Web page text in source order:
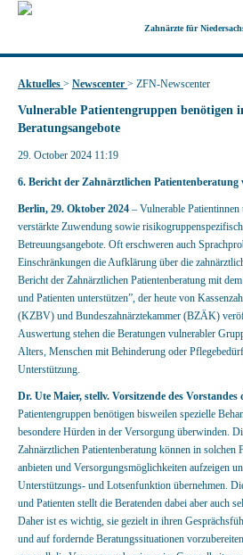
Zahnärzte für
Aktuelles > Newscenter > ZFN-Newscenter
Vulnerable Patientengruppen benötigen
Beratungsangebote
29. October 2024 11:19
6. Bericht der Zahnärztlichen Patientenberatung
Berlin, 29. Oktober 2024 – Vulnerable
verstärkte Zuwendung sowie
Betreuungsangebote. Oft erschweren auch
Einschränkungen die Aufklärung über die
Bericht der Zahnärztlichen Patientenberatung mit
und Patienten unterstützen”, der heute von
(KZBV) und Bundeszahnärztekammer (BZÄK)
Auswertung stehen die Beratungen vulnerabler
Alters, Menschen mit Behinderung oder
Unterstützung.
Dr. Ute Maier, stellv. Vorsitzende des
Patientengruppen benötigen bisweilen spezielle
besondere Hürden in der Versorgung überwinden.
Zahnärztlichen Patientenberatung können in
anbieten und Versorgungsmöglichkeiten aufzeigen
Unterstützungs- und Lotsenfunktion übernehmen.
und Patienten stellt die Beratenden dabei aber auch
Daher ist es wichtig, sie gezielt in ihren
und auf fordernde Beratungssituationen